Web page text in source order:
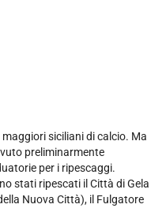
siciliani di calcio. Ma
preliminarmente
per i ripescaggi.
stati ripescati il Città di Gela
Nuova Città), il Fulgatore